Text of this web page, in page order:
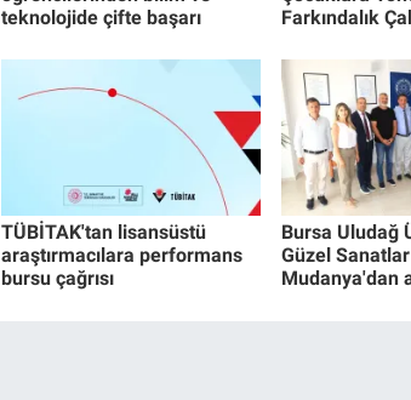
teknolojide çifte başarı
Farkındalık
TÜBİTAK'tan lisansüstü
araştırmacılara performans
bursu çağrısı
Bursa Uludağ
Güzel
Mudanya'dan